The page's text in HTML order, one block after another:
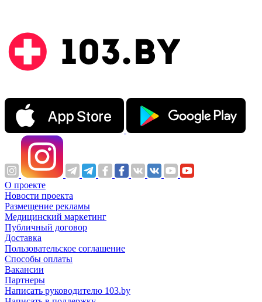
О проекте
Новости проекта
Размещение рекламы
Медицинский маркетинг
Публичный договор
Доставка
Пользовательское соглашение
Способы оплаты
Вакансии
Партнеры
Написать руководителю 103.by